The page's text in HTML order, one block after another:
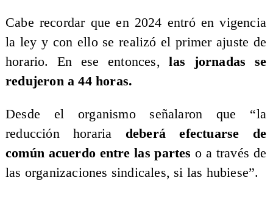
Cabe recordar que en 2024 entró en vigencia
la ley y con ello se realizó el primer ajuste de
horario. En ese entonces,las jornadas se
redujeron a 44 horas.
Desde el organismo señalaron que “la
reducción horaria deberá efectuarse de
común acuerdo entre las partes o a través de
las organizaciones sindicales, si las hubiese”.